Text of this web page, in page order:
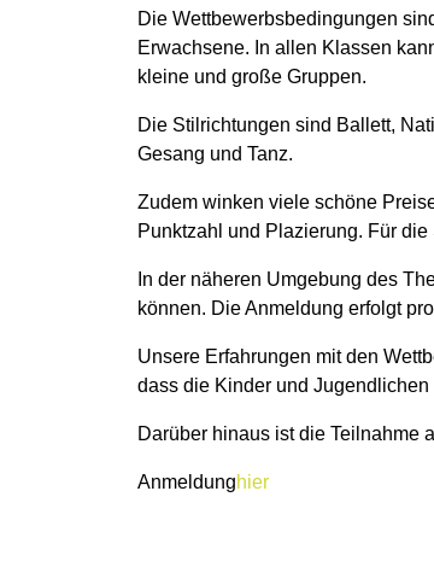
Die Wettbewerbsbedingungen
Erwachsene. In allen Klassen
kleine und große Gruppen.
Die Stilrichtungen sind Ballett,
Gesang und Tanz.
Zudem winken viele schöne
Punktzahl und Plazierung. Für
In der näheren Umgebung des
können. Die Anmeldung erfolgt
Unsere Erfahrungen mit den
dass die Kinder und
Darüber hinaus ist die Teilnahme
Anmeldunghier